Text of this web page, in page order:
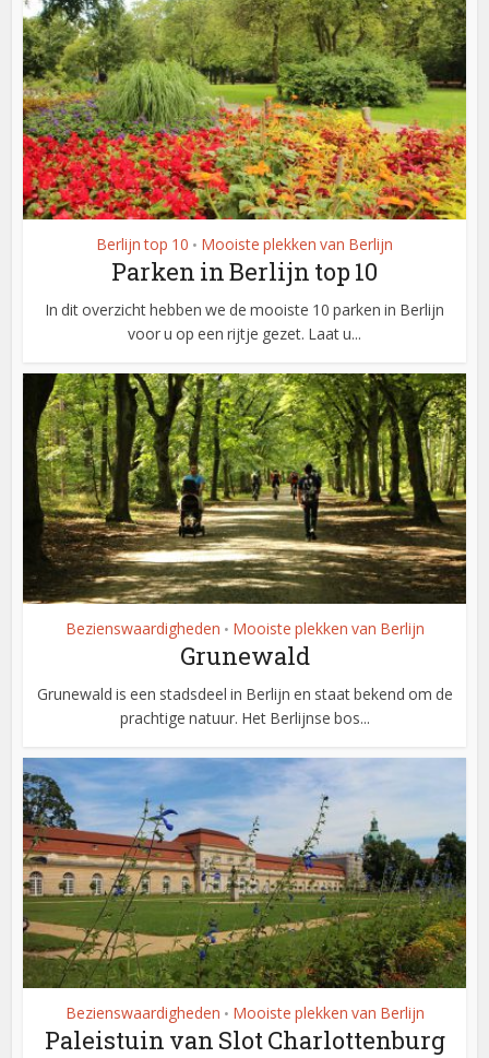
Berlijn top 10 • Mooiste plekken van Berlijn
Parken in Berlijn top 10
In dit overzicht hebben we de mooiste 10 parken in Berlijn
voor u op een rijtje gezet. Laat u...
Bezienswaardigheden • Mooiste plekken van Berlijn
Grunewald
Grunewald is een stadsdeel in Berlijn en staat bekend om de
prachtige natuur. Het Berlijnse bos...
Bezienswaardigheden • Mooiste plekken van Berlijn
Paleistuin van Slot Charlottenburg